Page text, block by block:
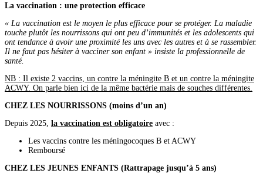
La vaccination : une protection efficace
« La vaccination est le moyen le plus efficace pour se protéger. La maladie
touche plutôt les nourrissons qui ont peu d’immunités et les adolescents qui
ont tendance à avoir une proximité les uns avec les autres et à se rassembler.
Il ne faut pas hésiter à vacciner son enfant » insiste la professionnelle de
santé.
NB : Il existe 2 vaccins, un contre la méningite B et un contre la méningite
ACWY. On parle bien ici de la même bactérie mais de souches différentes.
CHEZ LES NOURRISSONS (moins d’un an)
Depuis 2025, la vaccination est obligatoire avec :
Les vaccins contre les méningocoques B et ACWY
Remboursé
CHEZ LES JEUNES ENFANTS (Rattrapage jusqu’à 5 ans)